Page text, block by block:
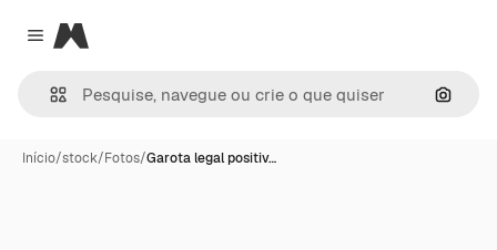
Close menu
Magnific
Início/stock/Fotos/Garota legal positiv…